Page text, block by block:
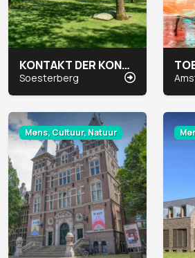
KONTAKT DER KONTINENTEN
Soesterberg
Mens, Cultuur, Natuur